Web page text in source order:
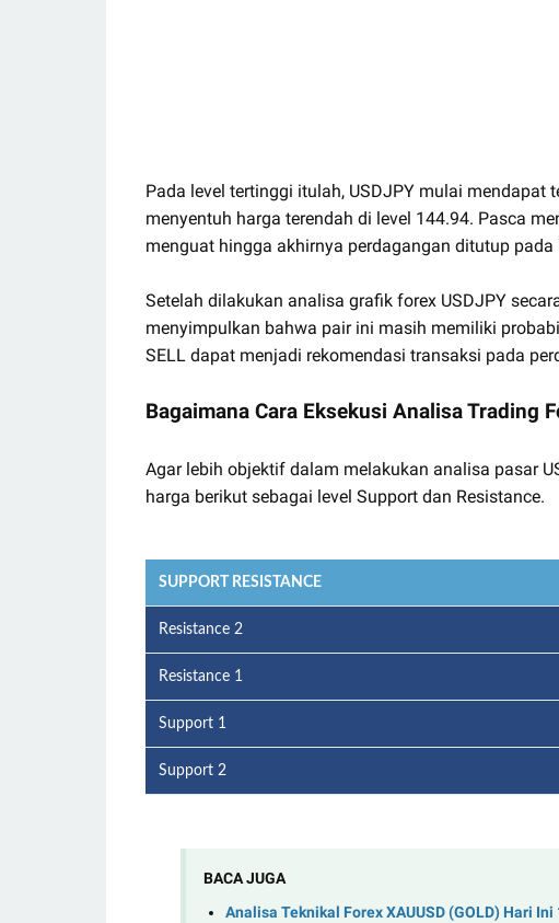
Pada level tertinggi itulah, USDJPY mulai mendapat
menyentuh harga terendah di level 144.94. Pasca
menguat hingga akhirnya perdagangan ditutup pada
Setelah dilakukan analisa grafik forex USDJPY
menyimpulkan bahwa pair ini masih memiliki
SELL dapat menjadi rekomendasi transaksi pada
Bagaimana Cara Eksekusi Analisa Trading
Agar lebih objektif dalam melakukan analisa pasar
harga berikut sebagai level Support dan Resistance.
SUPPORT RESISTANCE
Resistance 2
Resistance 1
Support 1
Support 2
BACA JUGA
Analisa Teknikal Forex XAUUSD (GOLD) Hari